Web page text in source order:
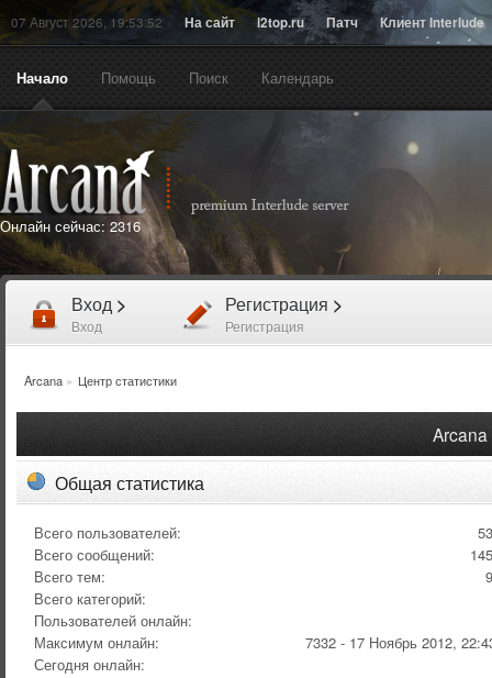
07 Август 2026, 19:53:52 На сайт l2top.ru Патч Клиент Interlude
Начало Помощь Поиск Календарь
Онлайн сейчас: 2316
Вход >
Вход
Регистрация >
Регистрация
Arcana» Центр статистики
Arcana
Общая статистика
Всего пользователей:
Всего сообщений:
Всего тем:
Всего категорий:
Пользователей онлайн:
Максимум онлайн:
7332 - 17 Ноябрь 2012,
Сегодня онлайн: